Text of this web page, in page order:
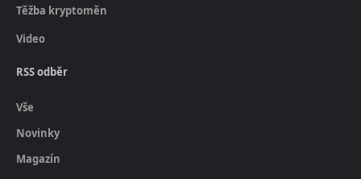
Těžba kryptoměn
Video
RSS odběr
Vše
Novinky
Magazín